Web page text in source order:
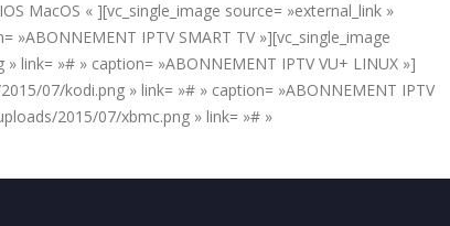
MacOS « ][vc_single_image source= »external_link »
IPTV SMART TV »][vc_single_image
»# » caption= »ABONNEMENT IPTV VU+ LINUX »]
07/kodi.png » link= »# » caption= »ABONNEMENT IPTV
2015/07/xbmc.png » link= »# »